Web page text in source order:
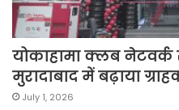
योकाहामा क्लब
मुरादाबाद में बढ़ाया
July 1, 2026